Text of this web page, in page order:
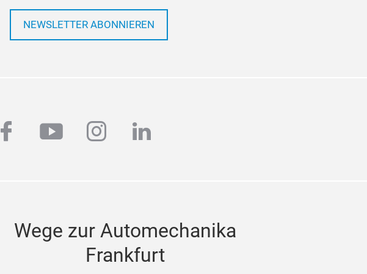
NEWSLETTER ABONNIEREN
facebook
youtubeinstagram
linkedin
Wege zur Automechanika
Frankfurt